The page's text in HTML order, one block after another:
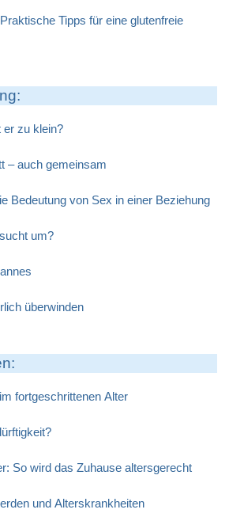
Tipps für eine glutenfreie
er zu klein?
– auch gemeinsam
Bedeutung von Sex in einer Beziehung
um?
überwinden
fortgeschrittenen Alter
So wird das Zuhause altersgerecht
und Alterskrankheiten